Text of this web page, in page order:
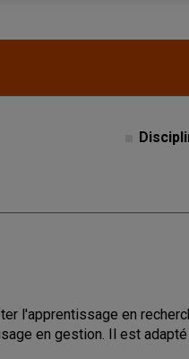
l'apprentissage en
en gestion. Il est